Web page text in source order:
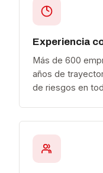
Experiencia
Más de 600
años de
de riesgos en